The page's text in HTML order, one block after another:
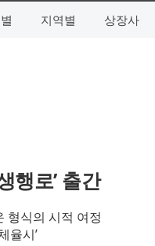
지역별 상장사
행로’ 출간
형식의 시적 여정
율시’